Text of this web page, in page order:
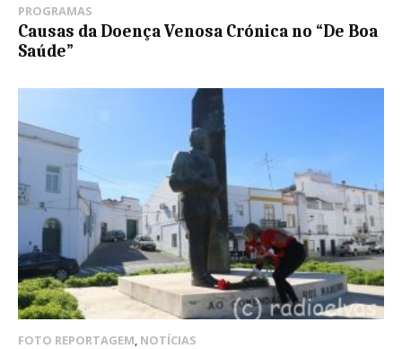
PROGRAMAS
Causas da Doença Venosa Crónica no “De Boa
Saúde”
FOTO REPORTAGEM, NOTÍCIAS